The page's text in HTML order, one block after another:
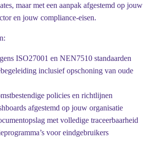
maar met een aanpak afgestemd op jouw
en jouw compliance-eisen.
ISO27001 en NEN7510 standaarden
inclusief opschoning van oude
policies en richtlijnen
afgestemd op jouw organisatie
met volledige traceerbaarheid
voor eindgebruikers